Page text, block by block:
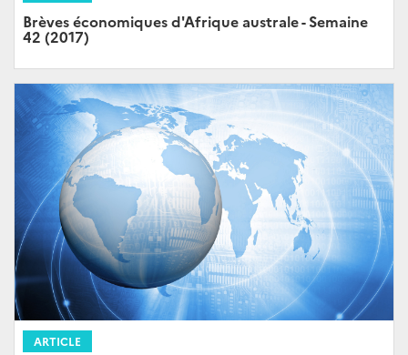
Brèves économiques d'Afrique australe - Semaine
42 (2017)
ARTICLE